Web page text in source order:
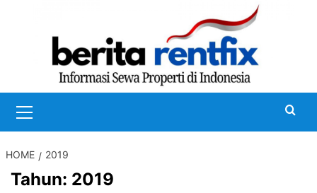
Menu
HOME 2019
Tahun: 2019